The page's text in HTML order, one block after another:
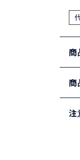
商
商
注